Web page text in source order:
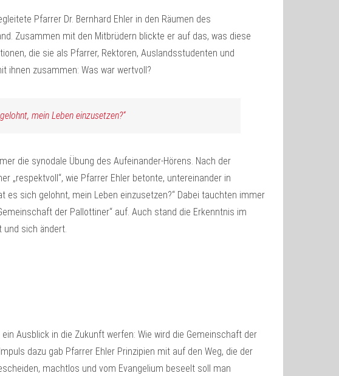
Pfarrer Dr. Bernhard Ehler in den Räumen des
Zusammen mit den Mitbrüdern blickte er auf das, was diese
die sie als Pfarrer, Rektoren, Auslandsstudenten und
ihnen zusammen: Was war wertvoll?
mein Leben einzusetzen?“
die synodale Übung des Aufeinander-Hörens. Nach der
„respektvoll“, wie Pfarrer Ehler betonte, untereinander in
es sich gelohnt, mein Leben einzusetzen?“ Dabei tauchten immer
der Pallottiner“ auf. Auch stand die Erkenntnis im
und sich ändert.
Ausblick in die Zukunft werfen: Wie wird die Gemeinschaft der
dazu gab Pfarrer Ehler Prinzipien mit auf den Weg, die der
machtlos und vom Evangelium beseelt soll man